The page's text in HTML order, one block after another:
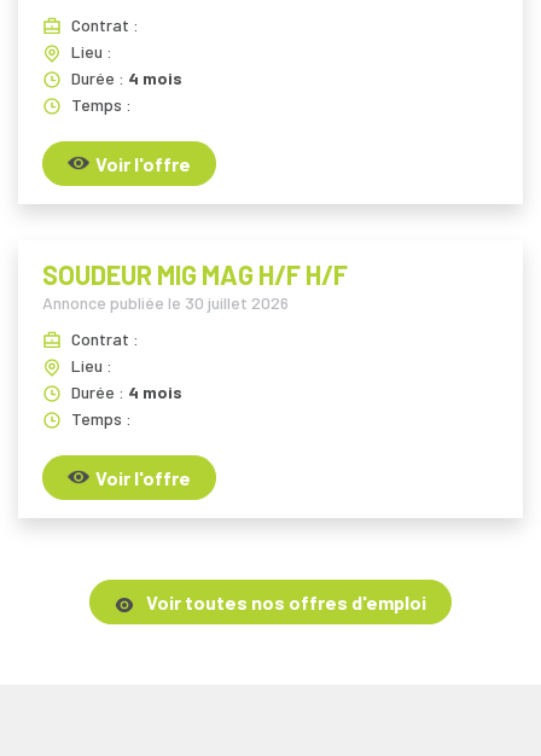
Contrat :
Lieu :
Durée : 4 mois
Temps :
Voir l'offre
SOUDEUR MIG MAG H/F H/F
Annonce publiée le 30 juillet 2026
Contrat :
Lieu :
Durée : 4 mois
Temps :
Voir l'offre
Voir toutes nos offres d'emploi